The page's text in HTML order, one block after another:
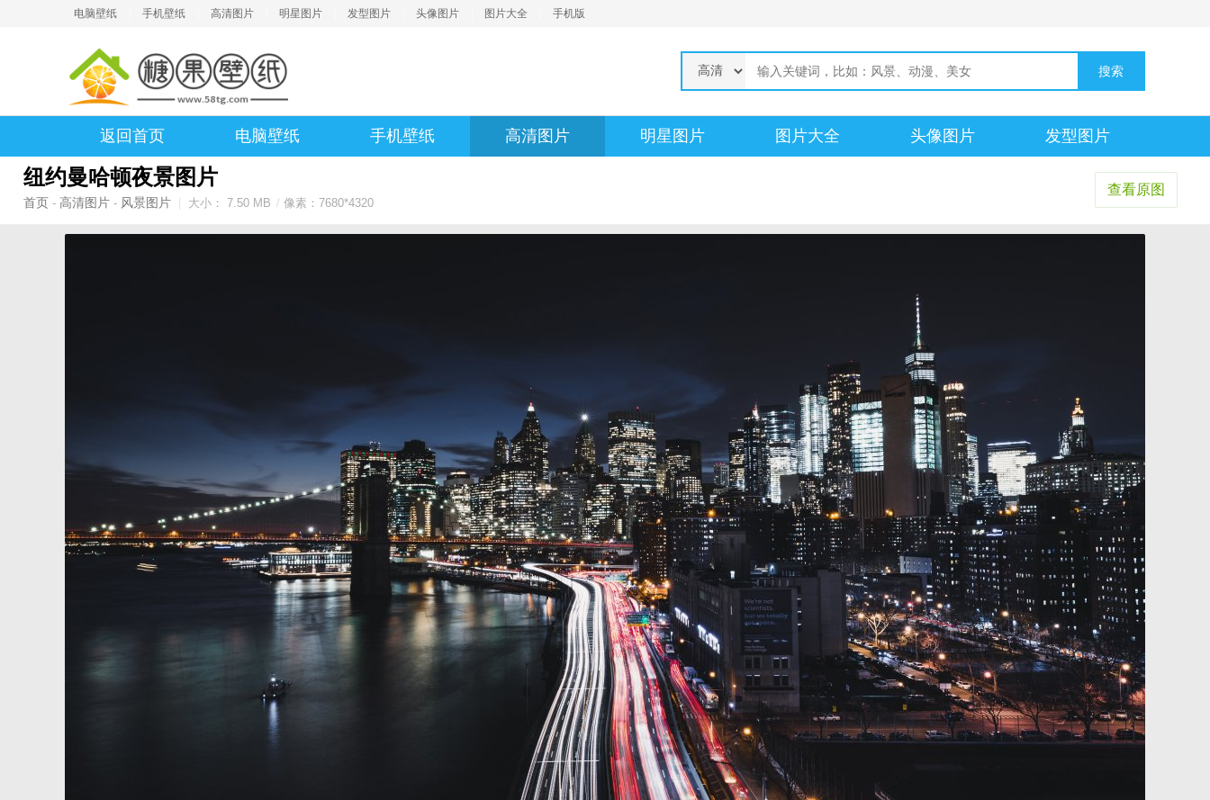
电脑壁纸 手机壁纸 高清图片 明星图片 发型图片 头像图片 图片大全 手机版
返回首页 电脑壁纸 手机壁纸 高清图片 明星图片 图片大全 头像图片 发型图片
查看原图
纽约曼哈顿夜景图片
首页 - 高清图片 - 风景图片 大小： 7.50 MB / 像素：7680*4320